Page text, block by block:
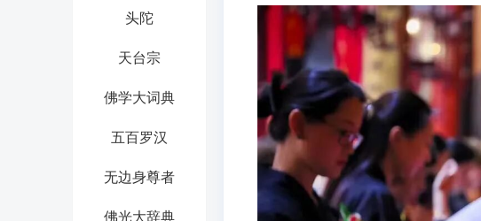
头陀
天台宗
佛学大词典
五百罗汉
无边身尊者
佛光大辞典